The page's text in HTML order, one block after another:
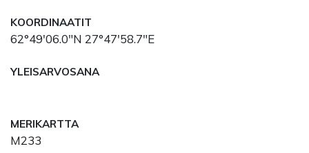
KOORDINAATIT
62°49'06.0"N 27°47'58.7"E
YLEISARVOSANA
MERIKARTTA
M233